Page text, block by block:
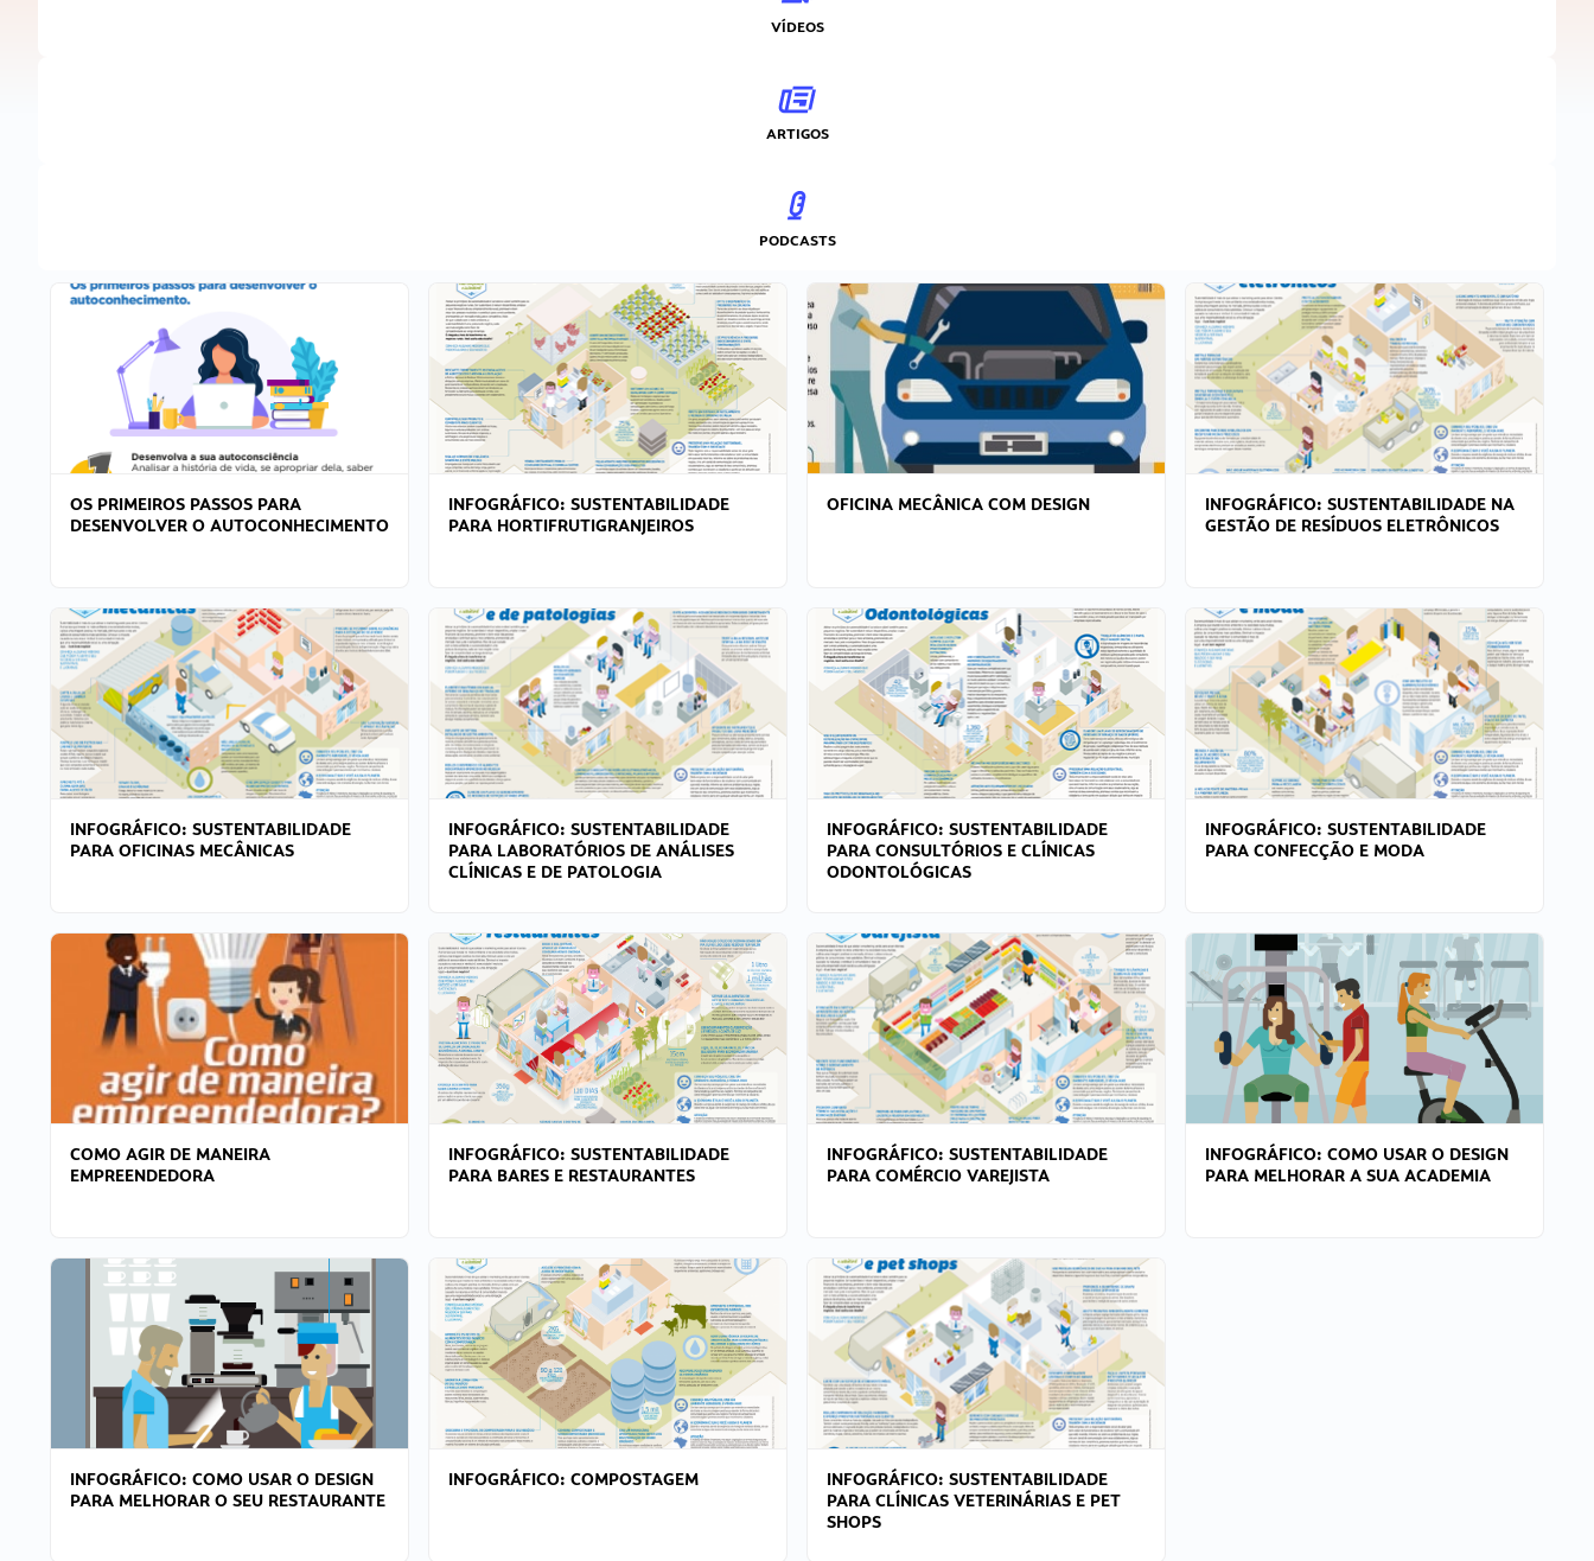
VÍDEOS
ARTIGOS
PODCASTS
OS PRIMEIROS PASSOS PARA
DESENVOLVER O AUTOCONHECIMENTO
INFOGRÁFICO: SUSTENTABILIDADE
PARA HORTIFRUTIGRANJEIROS
OFICINA MECÂNICA COM DESIGN
INFOGRÁFICO: SUSTENTABILIDADE NA
GESTÃO DE RESÍDUOS ELETRÔNICOS
INFOGRÁFICO: SUSTENTABILIDADE
PARA OFICINAS MECÂNICAS
INFOGRÁFICO: SUSTENTABILIDADE
PARA LABORATÓRIOS DE ANÁLISES
CLÍNICAS E DE PATOLOGIA
INFOGRÁFICO: SUSTENTABILIDADE
PARA CONSULTÓRIOS E CLÍNICAS
ODONTOLÓGICAS
INFOGRÁFICO: SUSTENTABILIDADE
PARA CONFECÇÃO E MODA
COMO AGIR DE MANEIRA
EMPREENDEDORA
INFOGRÁFICO: SUSTENTABILIDADE
PARA BARES E RESTAURANTES
INFOGRÁFICO: SUSTENTABILIDADE
PARA COMÉRCIO VAREJISTA
INFOGRÁFICO: COMO USAR O DESIGN
PARA MELHORAR A SUA ACADEMIA
INFOGRÁFICO: COMO USAR O DESIGN
PARA MELHORAR O SEU RESTAURANTE
INFOGRÁFICO: COMPOSTAGEM
INFOGRÁFICO: SUSTENTABILIDADE
PARA CLÍNICAS VETERINÁRIAS E PET
SHOPS